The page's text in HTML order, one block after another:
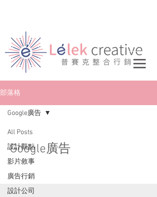
部落格
All Posts
設計觀點
影片敘事
廣告行銷
設計公司
Google廣告
Google廣告